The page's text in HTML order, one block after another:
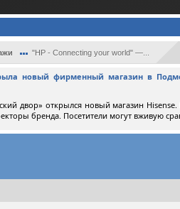
"HP - Connecting your world" —...
новый фирменный магазин в
двор» открылся новый магазин
бренда. Посетители могут вживую